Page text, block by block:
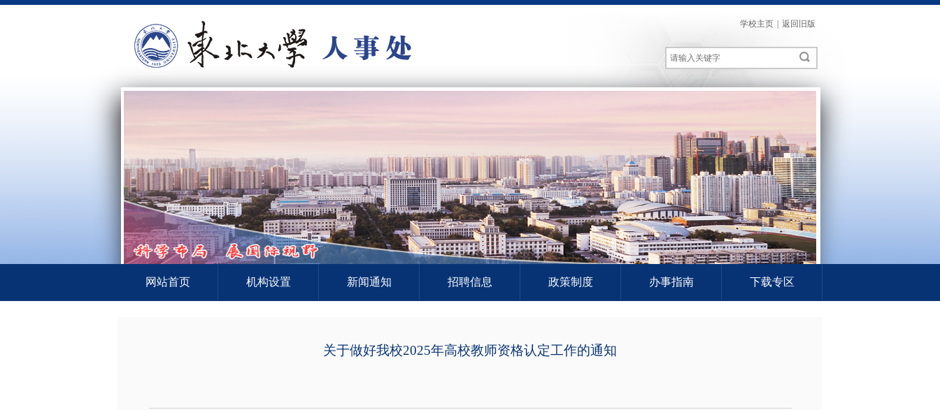
学校主页 返回旧版
网站首页 机构设置 新闻通知 招聘信息 政策制度 办事指南 下载专区
关于做好我校2025年高校教师资格认定工作的通知